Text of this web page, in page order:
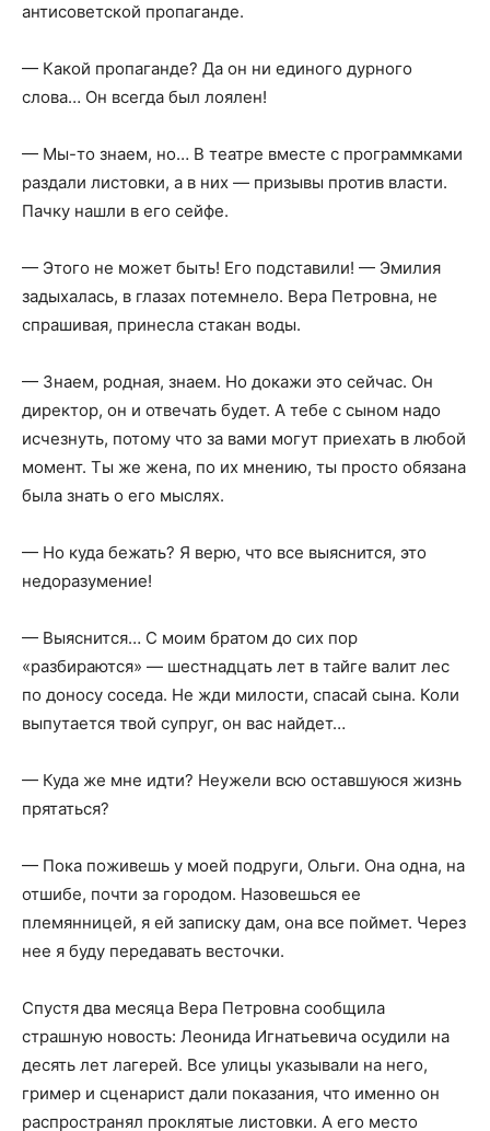
антисоветской пропаганде.
— Какой пропаганде? Да он ни единого дурного
слова… Он всегда был лоялен!
— Мы-то знаем, но… В театре вместе с программками
раздали листовки, а в них — призывы против власти.
Пачку нашли в его сейфе.
— Этого не может быть! Его подставили! — Эмилия
задыхалась, в глазах потемнело. Вера Петровна, не
спрашивая, принесла стакан воды.
— Знаем, родная, знаем. Но докажи это сейчас. Он
директор, он и отвечать будет. А тебе с сыном надо
исчезнуть, потому что за вами могут приехать в любой
момент. Ты же жена, по их мнению, ты просто обязана
была знать о его мыслях.
— Но куда бежать? Я верю, что все выяснится, это
недоразумение!
— Выяснится… С моим братом до сих пор
«разбираются» — шестнадцать лет в тайге валит лес
по доносу соседа. Не жди милости, спасай сына. Коли
выпутается твой супруг, он вас найдет…
— Куда же мне идти? Неужели всю оставшуюся жизнь
прятаться?
— Пока поживешь у моей подруги, Ольги. Она одна, на
отшибе, почти за городом. Назовешься ее
племянницей, я ей записку дам, она все поймет. Через
нее я буду передавать весточки.
Спустя два месяца Вера Петровна сообщила
страшную новость: Леонида Игнатьевича осудили на
десять лет лагерей. Все улицы указывали на него,
гример и сценарист дали показания, что именно он
распространял проклятые листовки. А его место